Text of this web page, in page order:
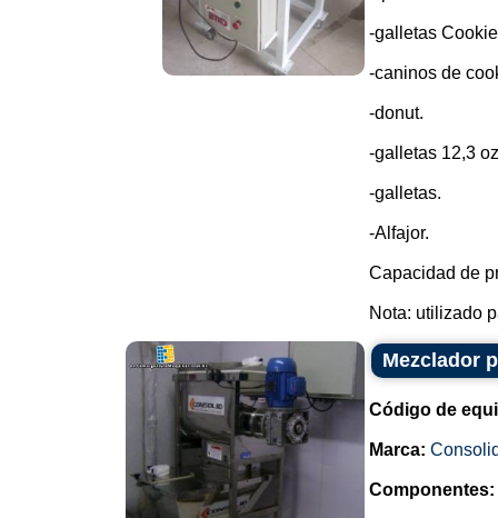
-galletas
-caninos de
-donut.
-galletas 12,3
-galletas.
-Alfajor.
Capacidad de
Nota: utilizado
Mezclador
Código de
Marca:
Componentes: